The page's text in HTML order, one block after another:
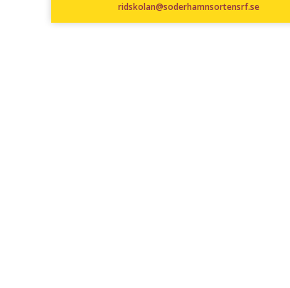
ridskolan@soderhamnsortensrf.se